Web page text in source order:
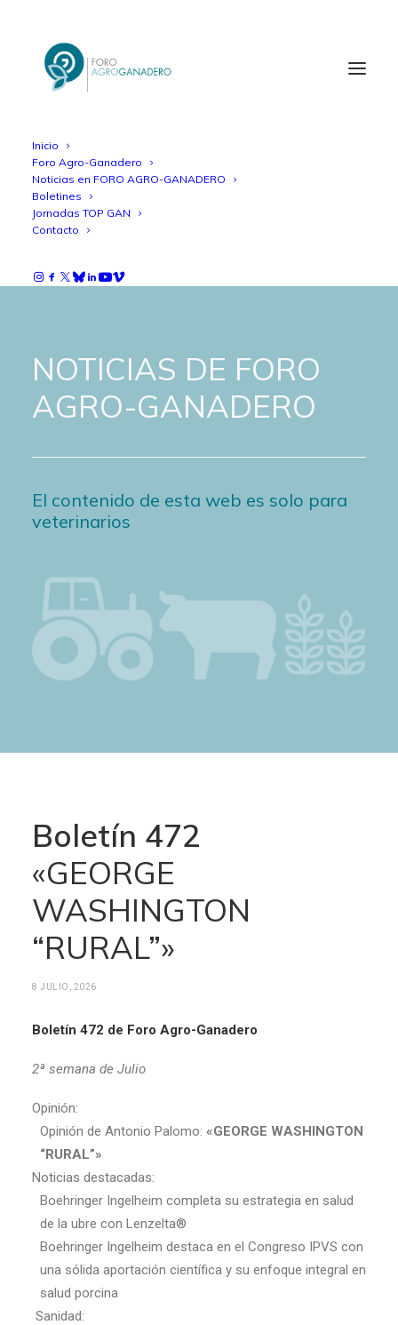
Inicio
Foro Agro-Ganadero
Noticias en FORO AGRO-GANADERO
Boletines
Jornadas TOP GAN
Contacto
NOTICIAS DE FORO
AGRO-GANADERO
El contenido de esta web es solo para
veterinarios
Boletín 472
«GEORGE
WASHINGTON
“RURAL”»
8 JULIO, 2026
Boletín 472 de Foro Agro-Ganadero
2ª semana de Julio
Opinión:
Opinión de Antonio Palomo: «GEORGE WASHINGTON
“RURAL”»
Noticias destacadas:
Boehringer Ingelheim completa su estrategia en salud
de la ubre con Lenzelta®
Boehringer Ingelheim destaca en el Congreso IPVS con
una sólida aportación científica y su enfoque integral en
salud porcina
Sanidad: